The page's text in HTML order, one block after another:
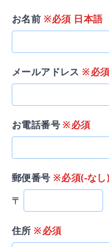
お名前 ※必須 日本語
メールアドレス ※必須
お電話番号 ※必須
郵便番号 ※必須(-なし)
〒
住所 ※必須